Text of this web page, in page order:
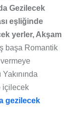
Gezilecek
eşliğinde
yerler, Akşam
başa Romantik
içilecek
gezilecek